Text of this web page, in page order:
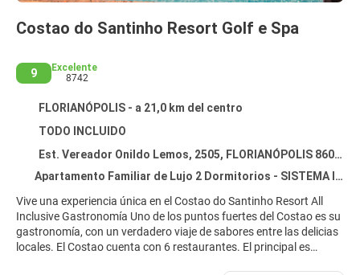
Costao do Santinho Resort Golf e Spa
9
Excelente
8742
FLORIANÓPOLIS - a 21,0 km del centro
TODO INCLUIDO
Est. Vereador Onildo Lemos, 2505, FLORIANÓPOLIS 86058700
Apartamento Familiar de Lujo 2 Dormitorios - SISTEMA INCLUSIVE
Vive una experiencia única en el Costao do Santinho Resort All
Inclusive Gastronomía Uno de los puntos fuertes del Costao es su
gastronomía, con un verdadero viaje de sabores entre las delicias
locales. El Costao cuenta con 6 restaurantes. El principal es